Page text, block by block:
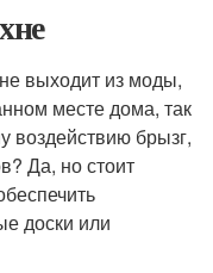
выходит из моды,
месте дома, так
воздействию брызг,
Да, но стоит
доски или